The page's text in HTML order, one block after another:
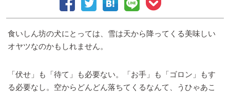
食いしん坊の犬にとっては、雪は天から降ってくる美味しい
オヤツなのかもしれません。
「伏せ」も「待て」も必要ない。「お手」も「ゴロン」もす
る必要なし。空からどんどん落ちてくるなんて、うひゃあこ